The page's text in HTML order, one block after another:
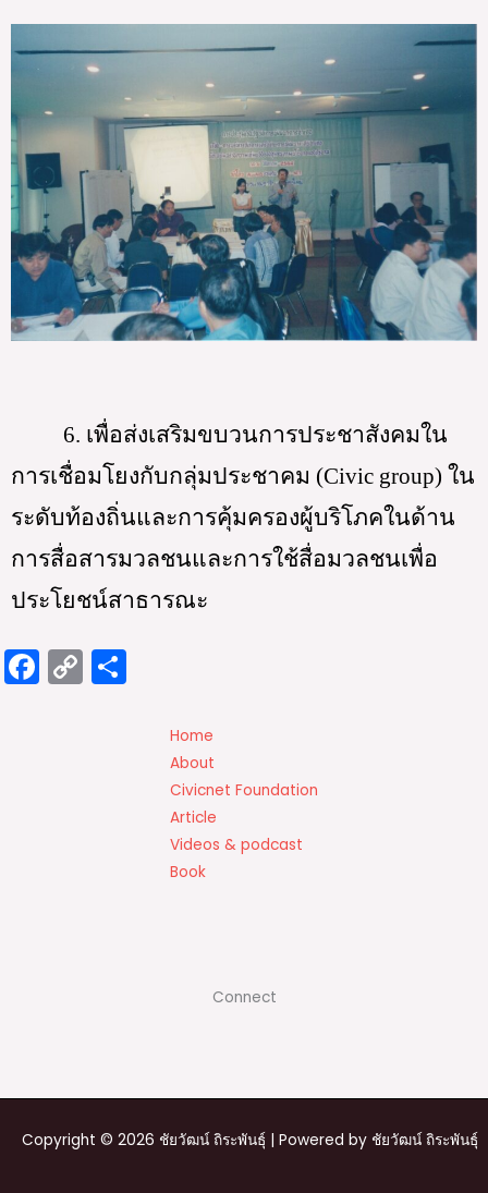
6. เพื่อส่งเสริมขบวนการประชาสังคมใน
การเชื่อมโยงกับกลุ่มประชาคม (Civic group) ใน
ระดับท้องถิ่นและการคุ้มครองผู้บริโภคในด้าน
การสื่อสารมวลชนและการใช้สื่อมวลชนเพื่อ
ประโยชน์สาธารณะ
F
a
C
o
Home
About
Civicnet Foundation
Article
Videos & podcast
Book
Connect
Copyright © 2026 ชัยวัฒน์ ถิระพันธุ์ | Powered by ชัยวัฒน์ ถิระพันธุ์